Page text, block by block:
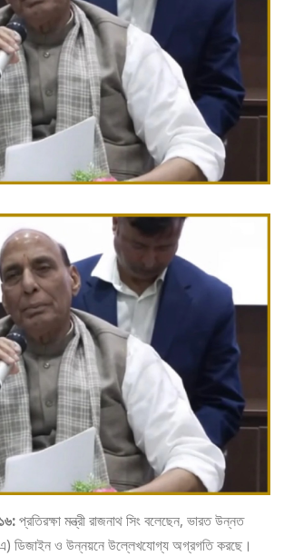
প্রতিরক্ষা মন্ত্রী রাজনাথ সিং বলেছেন, ভারত উন্নত
ডিজাইন ও উন্নয়নে উল্লেখযোগ্য অগ্রগতি করছে।